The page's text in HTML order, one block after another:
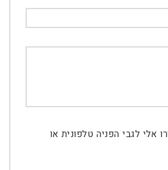
אלי לגבי הפניה טלפונית או